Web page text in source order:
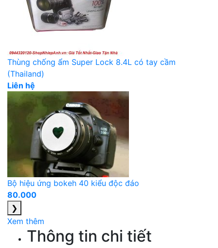
Thùng chống ẩm Super Lock 8.4L có tay cầm
(Thailand)
Liên hệ
Bộ hiệu ứng bokeh 40 kiểu độc đáo
80.000
❯
Xem thêm
Thông tin chi tiết